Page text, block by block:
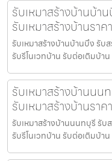
รับเหมาสร้างบ้านบ้า
รับเหมาสร้างบ้านรา
รับเหมาสร้างบ้านบ้านบึง รับ
รับรีโนเวทบ้าน รับต่อเติมบ้า
รับเหมาสร้างบ้านน
รับเหมาสร้างบ้านรา
รับเหมาสร้างบ้านนนทบุรี รับ
รับรีโนเวทบ้าน รับต่อเติมบ้า